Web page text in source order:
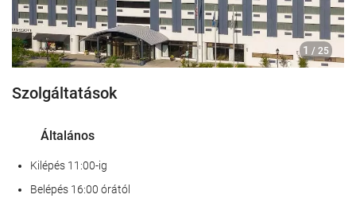
1 / 25
Szolgáltatások
Általános
Kilépés 11:00-ig
Belépés 16:00 órától